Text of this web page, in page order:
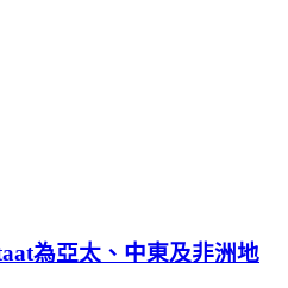
為亞太、中東及非洲地